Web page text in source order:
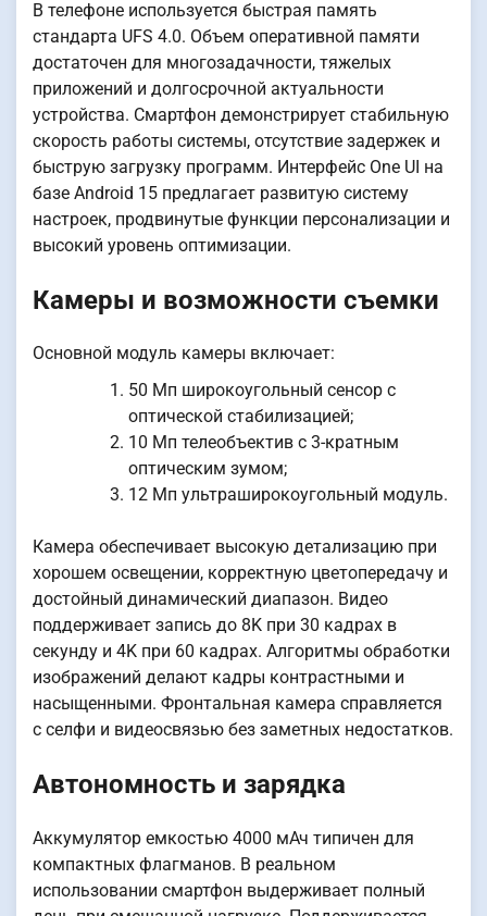
В телефоне используется быстрая память
стандарта UFS 4.0. Объем оперативной памяти
достаточен для многозадачности, тяжелых
приложений и долгосрочной актуальности
устройства. Смартфон демонстрирует стабильную
скорость работы системы, отсутствие задержек и
быструю загрузку программ. Интерфейс One UI на
базе Android 15 предлагает развитую систему
настроек, продвинутые функции персонализации и
высокий уровень оптимизации.
Камеры и возможности съемки
Основной модуль камеры включает:
50 Мп широкоугольный сенсор с
оптической стабилизацией;
10 Мп телеобъектив с 3-кратным
оптическим зумом;
12 Мп ультраширокоугольный модуль.
Камера обеспечивает высокую детализацию при
хорошем освещении, корректную цветопередачу и
достойный динамический диапазон. Видео
поддерживает запись до 8K при 30 кадрах в
секунду и 4K при 60 кадрах. Алгоритмы обработки
изображений делают кадры контрастными и
насыщенными. Фронтальная камера справляется
с селфи и видеосвязью без заметных недостатков.
Автономность и зарядка
Аккумулятор емкостью 4000 мАч типичен для
компактных флагманов. В реальном
использовании смартфон выдерживает полный